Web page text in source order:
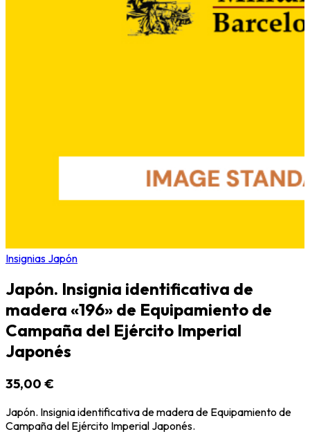
Insignias Japón
Japón. Insignia identificativa de
madera «196» de Equipamiento de
Campaña del Ejército Imperial
Japonés
35,00 €
Japón. Insignia identificativa de madera de Equipamiento de
Campaña del Ejército Imperial Japonés.